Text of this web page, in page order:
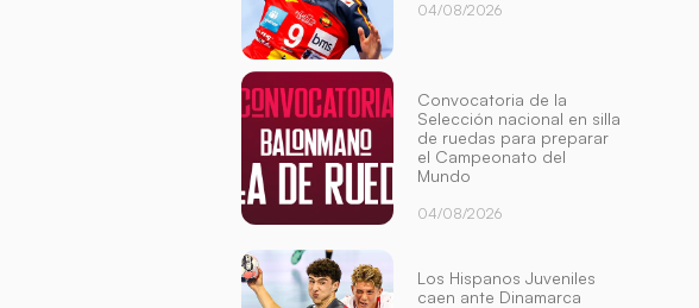
04/08/2026
Convocatoria de la
Selección nacional en silla
de ruedas para preparar
el Campeonato del
Mundo
04/08/2026
Los Hispanos Juveniles
caen ante Dinamarca